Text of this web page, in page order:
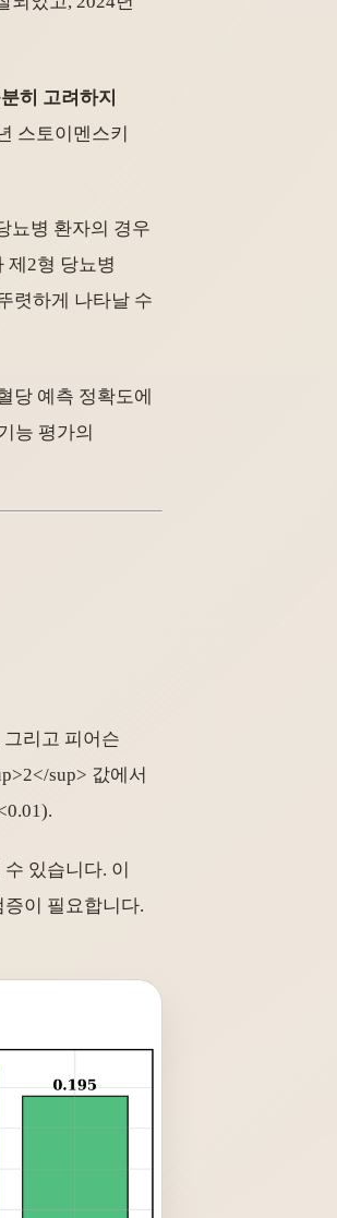
히 고려하지
스토이멘스키
뇨병 환자의 경우
제2형 당뇨병
렷하게 나타날 수
당 예측 정확도에
능 평가의
그리고 피어슨
2</sup> 값에서
있습니다. 이
이 필요합니다.